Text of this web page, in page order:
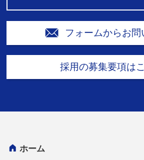
フォームからお問
採用の募集要項は
ホーム